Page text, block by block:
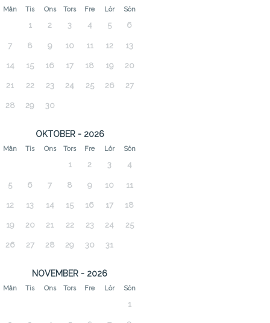
Mån Tis Ons Tors Fre Lör Sön
1 2 3 4 5 6
7 8 9 10 11 12 13
14 15 16 17 18 19 20
21 22 23 24 25 26 27
28 29 30
OKTOBER - 2026
Mån Tis Ons Tors Fre Lör Sön
1 2 3 4
5 6 7 8 9 10 11
12 13 14 15 16 17 18
19 20 21 22 23 24 25
26 27 28 29 30 31
NOVEMBER - 2026
Mån Tis Ons Tors Fre Lör Sön
1